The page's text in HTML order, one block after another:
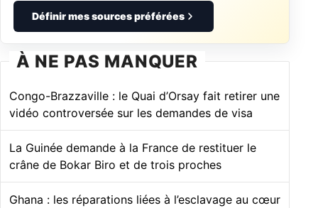
Définir mes sources préférées
À NE PAS MANQUER
Congo-Brazzaville : le Quai d’Orsay fait retirer une
vidéo controversée sur les demandes de visa
La Guinée demande à la France de restituer le
crâne de Bokar Biro et de trois proches
Ghana : les réparations liées à l’esclavage au cœur